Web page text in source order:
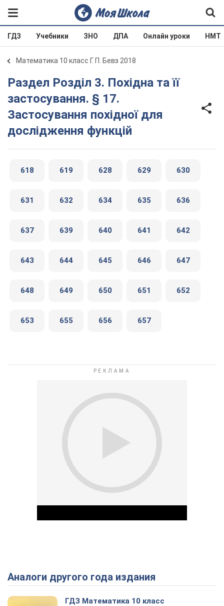
ГДЗ Учебники ЗНО ДПА Онлайн уроки НМТ
Математика 10 класс Г. П. Бевз 2018
Раздел Розділ 3. Похідна та її
застосування. § 17.
Застосування похідної для
дослідження функцій
618 619 628 629 630
631 632 634 635 636
637 639 640 641 642
643 644 645 646 647
648 649 650 651 652
653 655 656 657
Play Video
Аналоги другого года издания
ГДЗ Математика 10 класс